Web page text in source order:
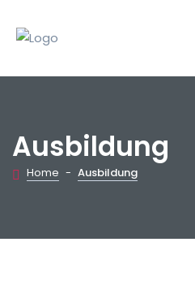
Ausbildung
Home - Ausbildung